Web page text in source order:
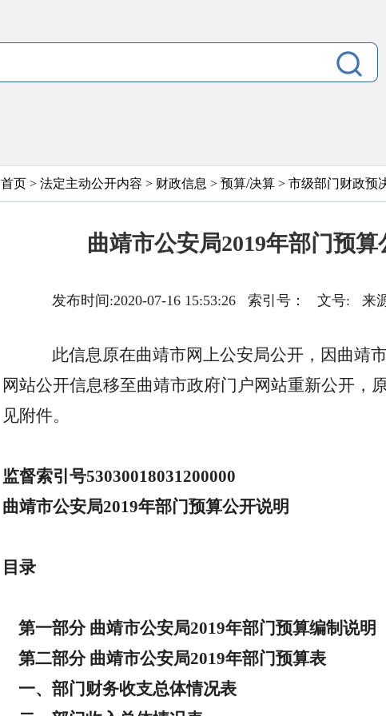
首页 > 法定主动公开内容 > 财政信息 > 预算/决算 > 市级部门财政预
曲靖市公安局2019年部门预算
发布时间:2020-07-16 15:53:26 索引号： 文号: 来
此信息原在曲靖市网上公安局公开，因曲靖
网站公开信息移至曲靖市政府门户网站重新公开，
见附件。
监督索引号53030018031200000
曲靖市公安局2019年部门预算公开说明
目录
第一部分 曲靖市公安局2019年部门预算编制说明
第二部分 曲靖市公安局2019年部门预算表
一、部门财务收支总体情况表